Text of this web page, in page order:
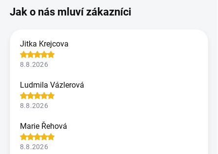
Jitka Krejcova
8.8.2026
Ludmila Vázlerová
8.8.2026
Marie Řehová
8.8.2026